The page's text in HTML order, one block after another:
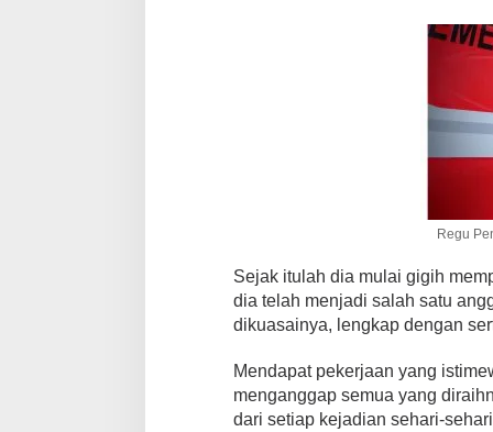
Regu
Sejak itulah dia mulai gigih
dia telah menjadi salah satu
dikuasainya, lengkap dengan
Mendapat pekerjaan yang
menganggap semua yang
dari setiap kejadian sehari-